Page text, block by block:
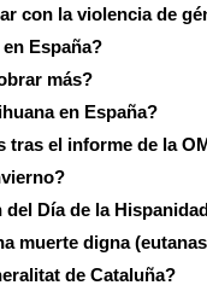
con la violencia de
España?
más?
en España?
tras el informe de la
Día de la
muerte digna
de Cataluña?